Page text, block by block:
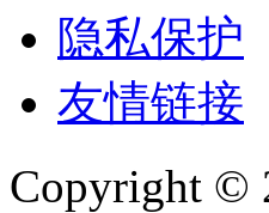
隐私保护
友情链接
Copyright ©